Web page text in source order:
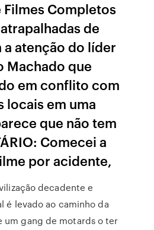
Filmes Completos
de
a atenção do líder
Machado que
em conflito com
locais em uma
que não tem
Comecei a
por acidente,
decadente e
é levado ao caminho da
um gang de motards o ter